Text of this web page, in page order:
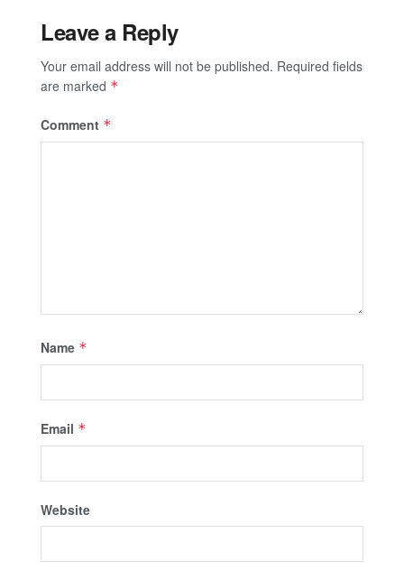
Leave a Reply
Your email address will not be published. Required fields
are marked *
Comment *
Name *
Email *
Website